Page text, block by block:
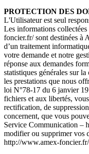
PROTECTION DES
L'Utilisateur est seul
Les informations
foncier.fr/ sont destinées à
d’un traitement
votre demande et notre
réponse aux demandes
statistiques générales sur
les prestations que nous
loi N°78-17 du 6 janvier
fichiers et aux libertés,
rectification, de
concernent, que vous
Service Communication –
modifier ou supprimer vos
http://www.amex-